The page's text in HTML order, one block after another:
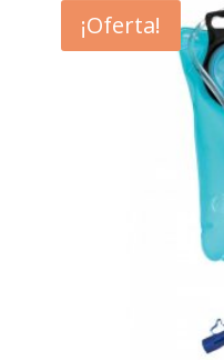
¡Oferta!